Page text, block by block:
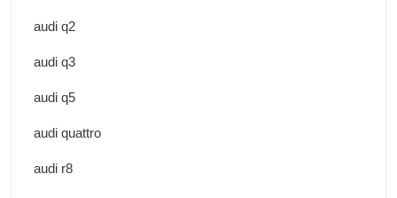
audi q2
audi q3
audi q5
audi quattro
audi r8